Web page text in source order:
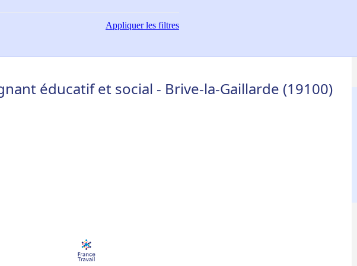
Appliquerles filtres
éducatif et social - Brive-la-Gaillarde (19100)